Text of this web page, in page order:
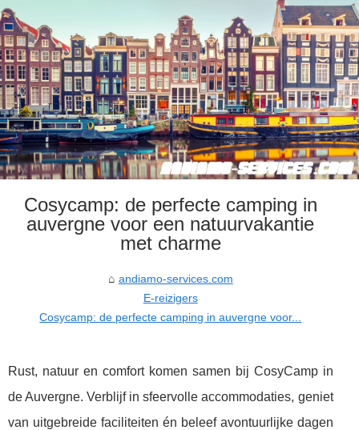
Cosycamp: de perfecte camping in
auvergne voor een natuurvakantie
met charme
andiamo-services.com
E-reizigers
Cosycamp: de perfecte camping in auvergne voor...
Rust, natuur en comfort komen samen bij CosyCamp in
de Auvergne. Verblijf in sfeervolle accommodaties, geniet
van uitgebreide faciliteiten én beleef avontuurlijke dagen